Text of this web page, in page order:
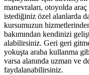
manevraları, otoyolda
istediğiniz özel alanlarda
kursumuzun
bakımından kendinizi
alabilirsiniz. Geri geri
yokuşta araba kullanma
varsa alanında uzman ve
faydalanabilirsiniz.